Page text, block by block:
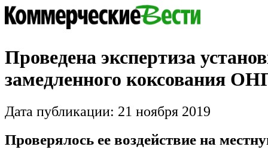
Проведена экспертиза
замедленного коксования
Дата публикации: 21 ноября 2019
Проверялось ее воздействие на